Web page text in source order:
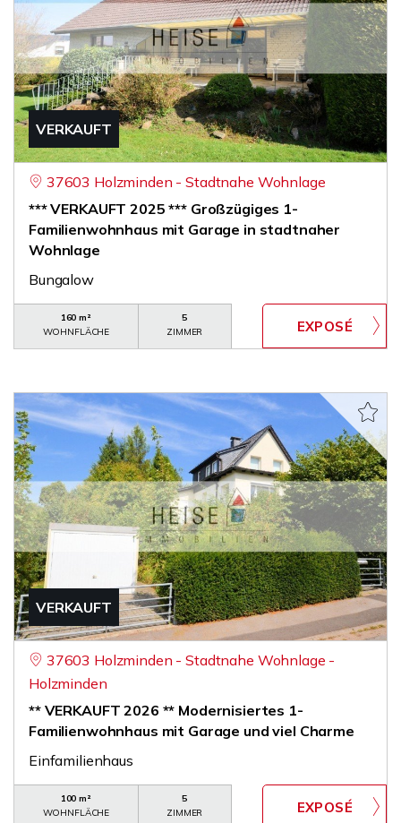
VERKAUFT
37603 Holzminden - Stadtnahe Wohnlage
*** VERKAUFT 2025 *** Großzügiges 1-
Familienwohnhaus mit Garage in stadtnaher
Wohnlage
Bungalow
160 m²
WOHNFLÄCHE
5
ZIMMER
VERKAUFT
37603 Holzminden - Stadtnahe Wohnlage -
Holzminden
** VERKAUFT 2026 ** Modernisiertes 1-
Familienwohnhaus mit Garage und viel Charme
Einfamilienhaus
100 m²
WOHNFLÄCHE
5
ZIMMER